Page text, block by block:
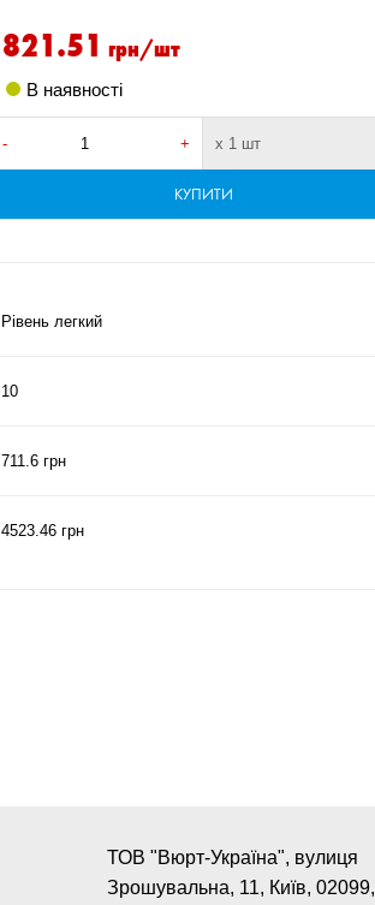
821.51 грн/шт
В наявності
- + х 1 шт
КУПИТИ
Рівень легкий
10
711.6 грн
4523.46 грн
ТОВ "Вюрт-Україна", вулиця
Зрошувальна, 11, Київ, 02099,